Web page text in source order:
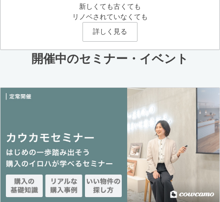
新しくても古くても
リノベされていなくても
詳しく見る
開催中のセミナー・イベント